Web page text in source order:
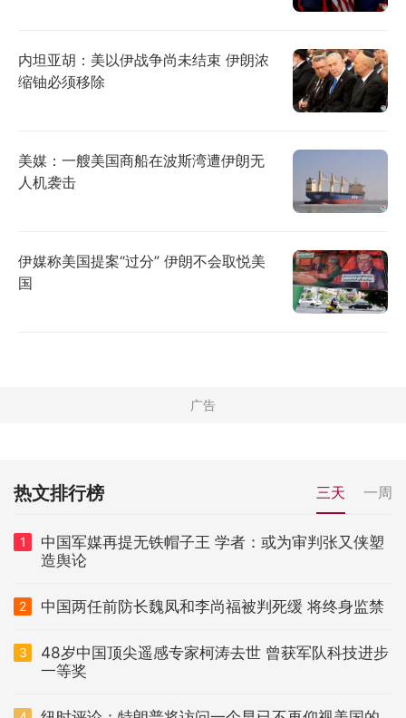
内坦亚胡：美以伊战争尚未结束 伊朗浓
缩铀必须移除
美媒：一艘美国商船在波斯湾遭伊朗无
人机袭击
伊媒称美国提案“过分” 伊朗不会取悦美
国
热文排行榜 三天 一周
1
中国军媒再提无铁帽子王 学者：或为审判张又侠塑
造舆论
2 中国两任前防长魏凤和李尚福被判死缓 将终身监禁
3
48岁中国顶尖遥感专家柯涛去世 曾获军队科技进步
一等奖